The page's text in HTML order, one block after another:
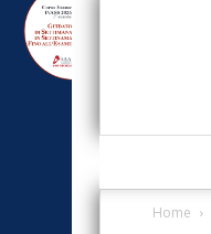
Home